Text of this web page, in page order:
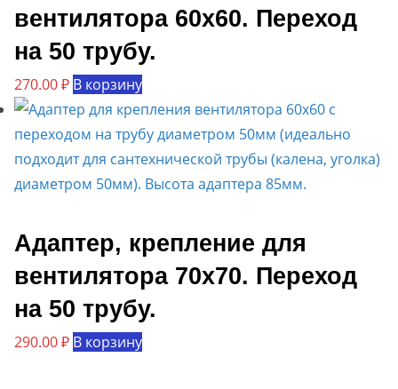
вентилятора 60х60. Переход
на 50 трубу.
270.00₽ В корзину
Адаптер, крепление для
вентилятора 70х70. Переход
на 50 трубу.
290.00₽ В корзину